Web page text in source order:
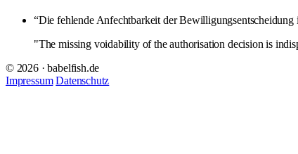
“Die fehlende Anfechtbarkeit der
"The missing voidability of the authorisation decision is
© 2026 · babelfish.de
Impressum Datenschutz